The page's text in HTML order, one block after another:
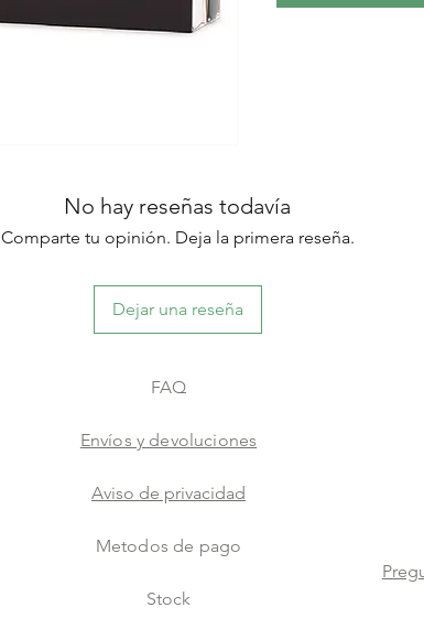
No hay reseñas todavía
Comparte tu opinión. Deja la primera reseña.
Dejar una reseña
FAQ
Envíos y devoluciones
Aviso de privacidad
Metodos de pago
Stock